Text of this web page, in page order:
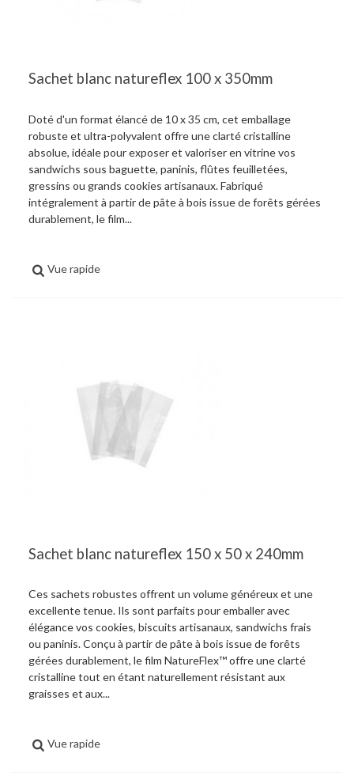
Sachet blanc natureflex 100 x 350mm
Doté d'un format élancé de 10 x 35 cm, cet emballage
robuste et ultra-polyvalent offre une clarté cristalline
absolue, idéale pour exposer et valoriser en vitrine vos
sandwichs sous baguette, paninis, flûtes feuilletées,
gressins ou grands cookies artisanaux. Fabriqué
intégralement à partir de pâte à bois issue de forêts gérées
durablement, le film...
Vue rapide
Sachet blanc natureflex 150 x 50 x 240mm
Ces sachets robustes offrent un volume généreux et une
excellente tenue. Ils sont parfaits pour emballer avec
élégance vos cookies, biscuits artisanaux, sandwichs frais
ou paninis. Conçu à partir de pâte à bois issue de forêts
gérées durablement, le film NatureFlex™ offre une clarté
cristalline tout en étant naturellement résistant aux
graisses et aux...
Vue rapide